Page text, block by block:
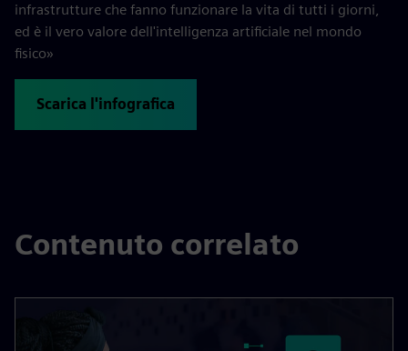
infrastrutture che fanno funzionare la vita di tutti i giorni,
ed è il vero valore dell'intelligenza artificiale nel mondo
fisico»
Scarica l'infografica
Contenuto correlato